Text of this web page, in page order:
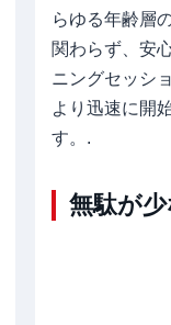
らゆる年齢層
関わらず、安
ニングセッシ
より迅速に開
す。.
無駄が